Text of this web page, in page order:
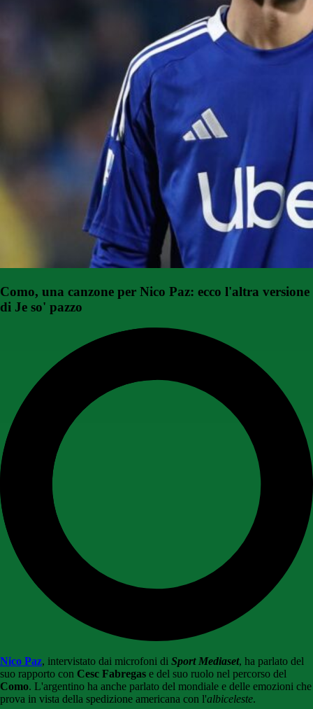
Como, una canzone per Nico Paz: ecco l'altra versione
di Je so' pazzo
Nico Paz, intervistato dai microfoni di Sport Mediaset, ha parlato del
suo rapporto con Cesc Fabregas e del suo ruolo nel percorso del
Como. L'argentino ha anche parlato del mondiale e delle emozioni che
prova in vista della spedizione americana con l'albiceleste.